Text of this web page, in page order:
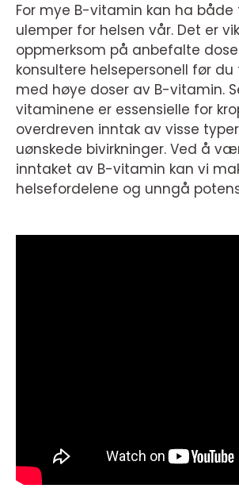
For mye B-vitamin kan ha både
ulemper for helsen vår. Det er
oppmerksom på anbefalte
konsultere helsepersonell før
med høye doser av B-vitamin.
vitaminene er essensielle for
overdreven inntak av visse
uønskede bivirkninger. Ved å
inntaket av B-vitamin kan vi
helsefordelene og unngå